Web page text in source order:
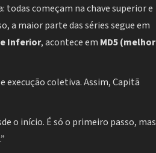
todas começam na chave superior e
a maior parte das séries segue em
Inferior, acontece em MD5 (melhor
execução coletiva. Assim, Capitã
o início. É só o primeiro passo, mas